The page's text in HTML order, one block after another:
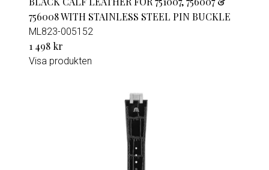
756008 WITH STAINLESS STEEL PIN BUCKLE
ML823-005152
1 498 kr
Visa produkten